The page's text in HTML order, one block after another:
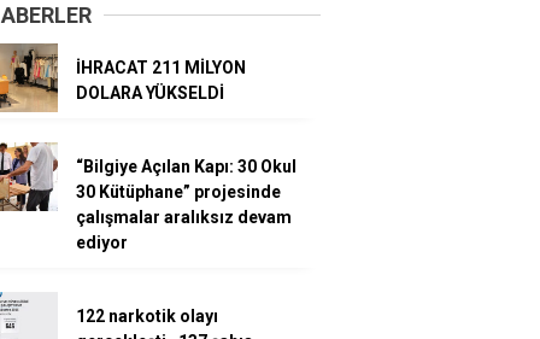
İHRACAT 211 MİLYON
DOLARA YÜKSELDİ
“Bilgiye Açılan Kapı: 30 Okul
30 Kütüphane” projesinde
çalışmalar aralıksız devam
ediyor
122 narkotik olayı